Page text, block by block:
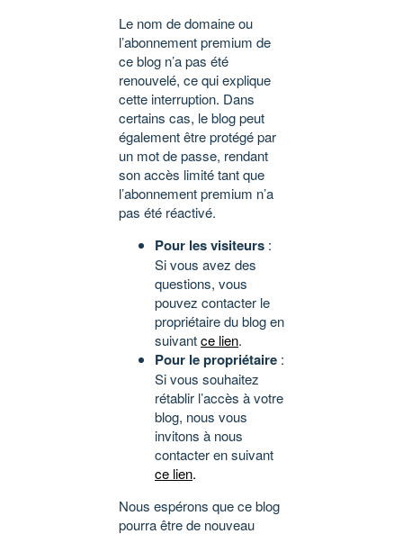
Le nom de domaine ou
l’abonnement premium de
ce blog n’a pas été
renouvelé, ce qui explique
cette interruption. Dans
certains cas, le blog peut
également être protégé par
un mot de passe, rendant
son accès limité tant que
l’abonnement premium n’a
pas été réactivé.
Pour les visiteurs :
Si vous avez des
questions, vous
pouvez contacter le
propriétaire du blog en
suivantce lien.
Pour le propriétaire :
Si vous souhaitez
rétablir l’accès à votre
blog, nous vous
invitons à nous
contacter en suivant
ce lien.
Nous espérons que ce blog
pourra être de nouveau